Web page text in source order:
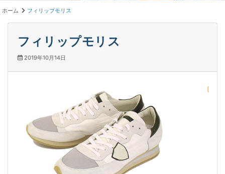
ホーム フィリップモリス
フィリップモリス
2019年10月14日